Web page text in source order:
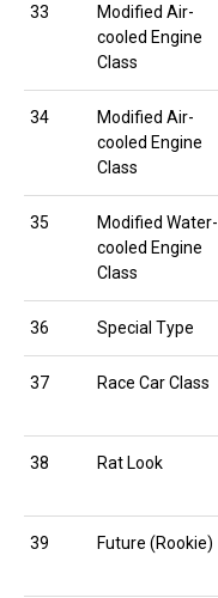
33
Modified Air-
cooled Engine
Class
34
Modified Air-
cooled Engine
Class
35
Modified Water-
cooled Engine
Class
36 Special Type
37 Race Car Class
38 Rat Look
39 Future (Rookie)